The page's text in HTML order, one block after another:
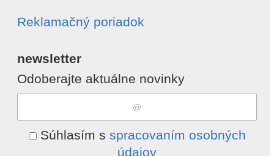
Reklamačný poriadok
newsletter
Odoberajte aktuálne novinky
Súhlasím s spracovaním osobných
údajov